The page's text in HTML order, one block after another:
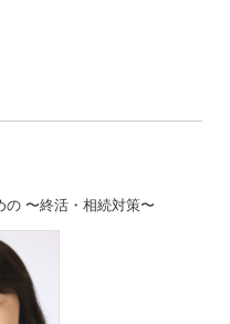
の 〜終活・相続対策〜